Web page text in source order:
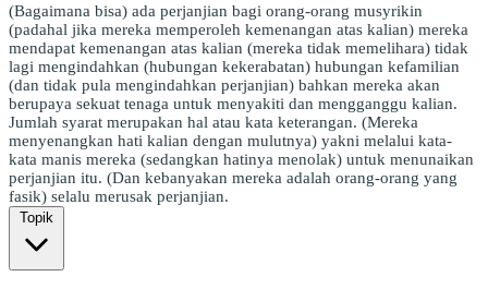
(Bagaimana bisa) ada perjanjian bagi orang-orang musyrikin
(padahal jika mereka memperoleh kemenangan atas kalian) mereka
mendapat kemenangan atas kalian (mereka tidak memelihara) tidak
lagi mengindahkan (hubungan kekerabatan) hubungan kefamilian
(dan tidak pula mengindahkan perjanjian) bahkan mereka akan
berupaya sekuat tenaga untuk menyakiti dan mengganggu kalian.
Jumlah syarat merupakan hal atau kata keterangan. (Mereka
menyenangkan hati kalian dengan mulutnya) yakni melalui kata-
kata manis mereka (sedangkan hatinya menolak) untuk menunaikan
perjanjian itu. (Dan kebanyakan mereka adalah orang-orang yang
fasik) selalu merusak perjanjian.
Topik